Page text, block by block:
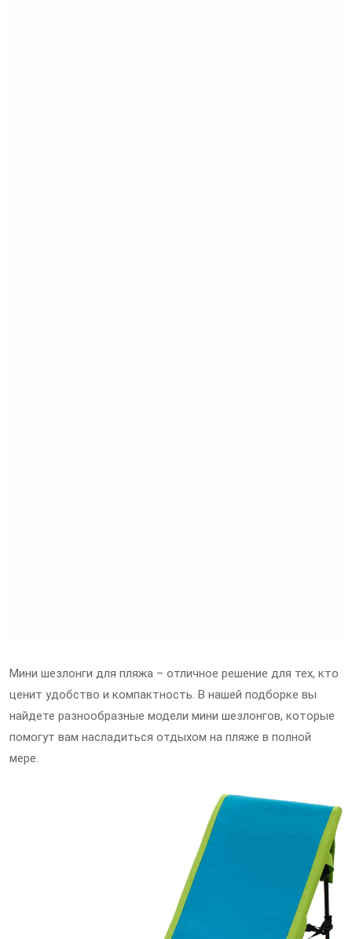
Мини шезлонги для пляжа – отличное решение для тех, кто
ценит удобство и компактность. В нашей подборке вы
найдете разнообразные модели мини шезлонгов, которые
помогут вам насладиться отдыхом на пляже в полной
мере.